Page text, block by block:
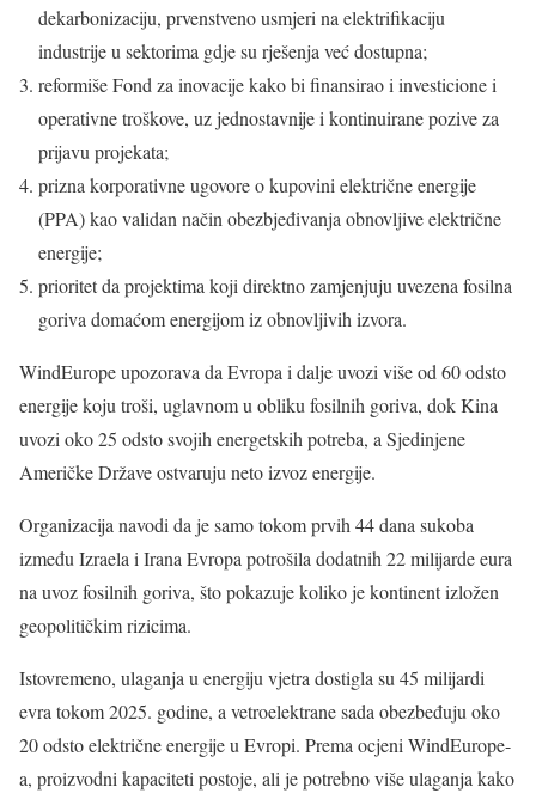
dekarbonizaciju, prvenstveno usmjeri na elektrifikaciju
industrije u sektorima gdje su rješenja već dostupna;
reformiše Fond za inovacije kako bi finansirao i investicione i
operativne troškove, uz jednostavnije i kontinuirane pozive za
prijavu projekata;
prizna korporativne ugovore o kupovini električne energije
(PPA) kao validan način obezbjeđivanja obnovljive električne
energije;
prioritet da projektima koji direktno zamjenjuju uvezena fosilna
goriva domaćom energijom iz obnovljivih izvora.
WindEurope upozorava da Evropa i dalje uvozi više od 60 odsto
energije koju troši, uglavnom u obliku fosilnih goriva, dok Kina
uvozi oko 25 odsto svojih energetskih potreba, a Sjedinjene
Američke Države ostvaruju neto izvoz energije.
Organizacija navodi da je samo tokom prvih 44 dana sukoba
između Izraela i Irana Evropa potrošila dodatnih 22 milijarde eura
na uvoz fosilnih goriva, što pokazuje koliko je kontinent izložen
geopolitičkim rizicima.
Istovremeno, ulaganja u energiju vjetra dostigla su 45 milijardi
evra tokom 2025. godine, a vetroelektrane sada obezbeđuju oko
20 odsto električne energije u Evropi. Prema ocjeni WindEurope-
a, proizvodni kapaciteti postoje, ali je potrebno više ulaganja kako